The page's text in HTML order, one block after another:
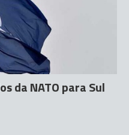
da NATO para Sul